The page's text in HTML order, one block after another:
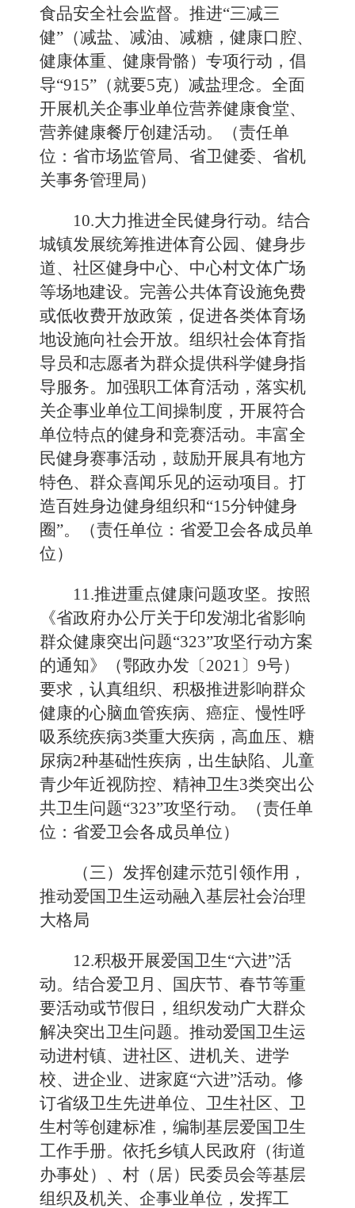
食品安全社会监督。推进“三减三
健”（减盐、减油、减糖，健康口腔、
健康体重、健康骨骼）专项行动，倡
导“915”（就要5克）减盐理念。全面
开展机关企事业单位营养健康食堂、
营养健康餐厅创建活动。（责任单
位：省市场监管局、省卫健委、省机
关事务管理局）
10.大力推进全民健身行动。结合
城镇发展统筹推进体育公园、健身步
道、社区健身中心、中心村文体广场
等场地建设。完善公共体育设施免费
或低收费开放政策，促进各类体育场
地设施向社会开放。组织社会体育指
导员和志愿者为群众提供科学健身指
导服务。加强职工体育活动，落实机
关企事业单位工间操制度，开展符合
单位特点的健身和竞赛活动。丰富全
民健身赛事活动，鼓励开展具有地方
特色、群众喜闻乐见的运动项目。打
造百姓身边健身组织和“15分钟健身
圈”。（责任单位：省爱卫会各成员单
位）
11.推进重点健康问题攻坚。按照
《省政府办公厅关于印发湖北省影响
群众健康突出问题“323”攻坚行动方案
的通知》（鄂政办发〔2021〕9号）
要求，认真组织、积极推进影响群众
健康的心脑血管疾病、癌症、慢性呼
吸系统疾病3类重大疾病，高血压、糖
尿病2种基础性疾病，出生缺陷、儿童
青少年近视防控、精神卫生3类突出公
共卫生问题“323”攻坚行动。（责任单
位：省爱卫会各成员单位）
（三）发挥创建示范引领作用，
推动爱国卫生运动融入基层社会治理
大格局
12.积极开展爱国卫生“六进”活
动。结合爱卫月、国庆节、春节等重
要活动或节假日，组织发动广大群众
解决突出卫生问题。推动爱国卫生运
动进村镇、进社区、进机关、进学
校、进企业、进家庭“六进”活动。修
订省级卫生先进单位、卫生社区、卫
生村等创建标准，编制基层爱国卫生
工作手册。依托乡镇人民政府（街道
办事处）、村（居）民委员会等基层
组织及机关、企事业单位，发挥工